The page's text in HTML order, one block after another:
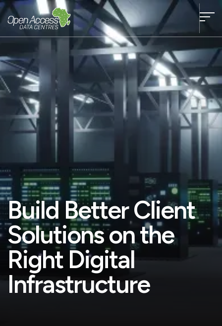
Build Better Client
Solutions on the
Right Digital
Infrastructure